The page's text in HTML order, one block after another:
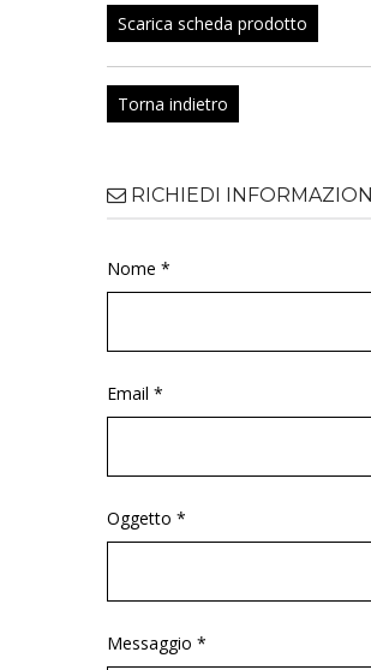
Scarica scheda prodotto
Torna indietro
RICHIEDI INFORMAZIONI
Nome *
Email *
Oggetto *
Messaggio *